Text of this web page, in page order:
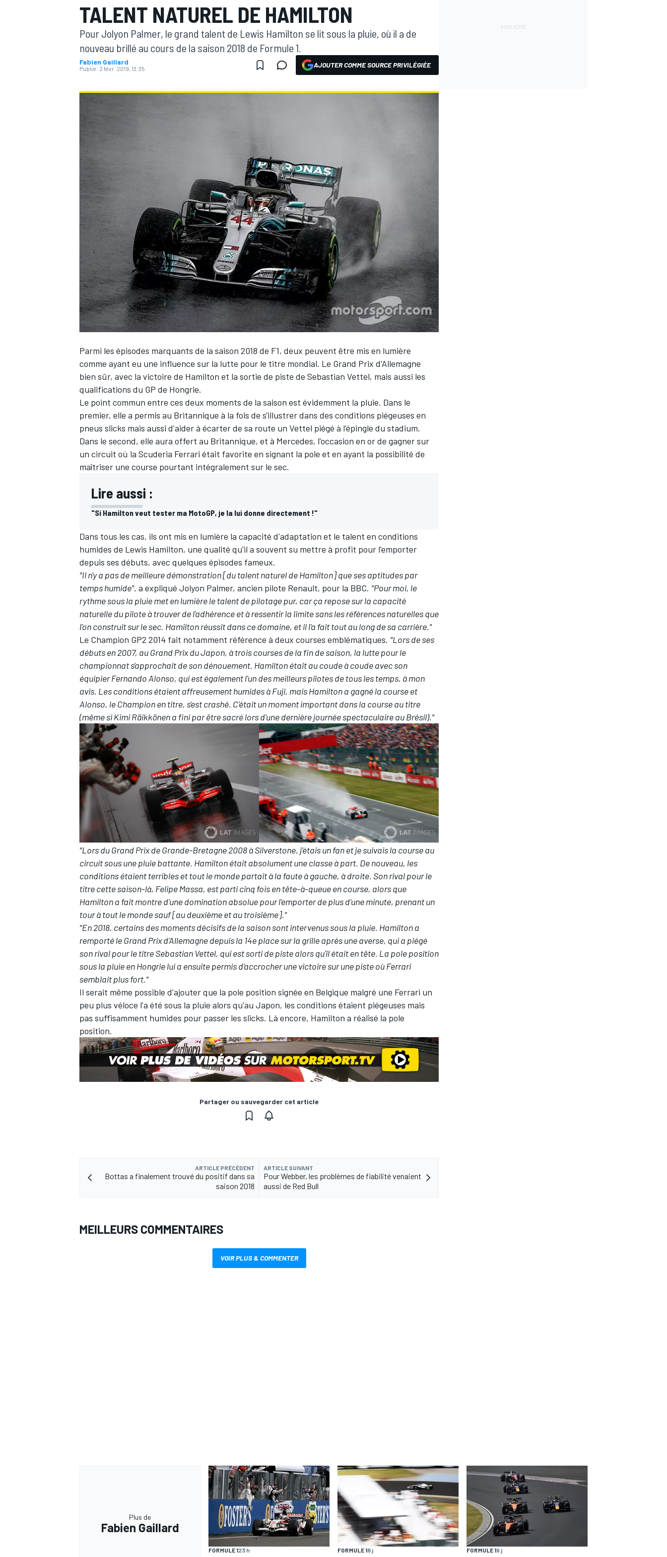
WRC
WEC
AUTRES CHAMPIONNATS
TALENT NATUREL DE HAMILTON
Pour Jolyon Palmer, le grand talent de Lewis Hamilton se lit sous la pluie, où il a de
nouveau brillé au cours de la saison 2018 de Formule 1.
Fabien Gaillard
Publié: 2 févr. 2019, 13:35 AJOUTER COMME SOURCE PRIVILÉGIÉE
Parmi les épisodes marquants de la saison 2018 de F1, deux peuvent être mis en lumière
comme ayant eu une influence sur la lutte pour le titre mondial. Le Grand Prix d'Allemagne
bien sûr, avec la victoire de Hamilton et la sortie de piste de Sebastian Vettel, mais aussi les
qualifications du GP de Hongrie.
Le point commun entre ces deux moments de la saison est évidemment la pluie. Dans le
premier, elle a permis au Britannique à la fois de s'illustrer dans des conditions piégeuses en
pneus slicks mais aussi d'aider à écarter de sa route un Vettel piégé à l'épingle du stadium.
Dans le second, elle aura offert au Britannique, et à Mercedes, l'occasion en or de gagner sur
un circuit où la Scuderia Ferrari était favorite en signant la pole et en ayant la possibilité de
maîtriser une course pourtant intégralement sur le sec.
Lire aussi :
"Si Hamilton veut tester ma MotoGP, je la lui donne directement !"
Dans tous les cas, ils ont mis en lumière la capacité d'adaptation et le talent en conditions
humides de Lewis Hamilton, une qualité qu'il a souvent su mettre à profit pour l'emporter
depuis ses débuts, avec quelques épisodes fameux.
"Il n'y a pas de meilleure démonstration [du talent naturel de Hamilton] que ses aptitudes par
temps humide", a expliqué Jolyon Palmer, ancien pilote Renault, pour la BBC. "Pour moi, le
rythme sous la pluie met en lumière le talent de pilotage pur, car ça repose sur la capacité
naturelle du pilote à trouver de l'adhérence et à ressentir la limite sans les références naturelles que
l'on construit sur le sec. Hamilton réussit dans ce domaine, et il l'a fait tout au long de sa carrière."
Le Champion GP2 2014 fait notamment référence à deux courses emblématiques. "Lors de ses
débuts en 2007, au Grand Prix du Japon, à trois courses de la fin de saison, la lutte pour le
championnat s'approchait de son dénouement. Hamilton était au coude à coude avec son
équipier Fernando Alonso, qui est également l'un des meilleurs pilotes de tous les temps, à mon
avis. Les conditions étaient affreusement humides à Fuji, mais Hamilton a gagné la course et
Alonso, le Champion en titre, s'est crashé. C'était un moment important dans la course au titre
(même si Kimi Räikkönen a fini par être sacré lors d'une dernière journée spectaculaire au Brésil)."
"Lors du Grand Prix de Grande-Bretagne 2008 à Silverstone, j'étais un fan et je suivais la course au
circuit sous une pluie battante. Hamilton était absolument une classe à part. De nouveau, les
conditions étaient terribles et tout le monde partait à la faute à gauche, à droite. Son rival pour le
titre cette saison-là, Felipe Massa, est parti cinq fois en tête-à-queue en course, alors que
Hamilton a fait montre d'une domination absolue pour l'emporter de plus d'une minute, prenant un
tour à tout le monde sauf [au deuxième et au troisième]."
"En 2018, certains des moments décisifs de la saison sont intervenus sous la pluie. Hamilton a
remporté le Grand Prix d'Allemagne depuis la 14e place sur la grille après une averse, qui a piégé
son rival pour le titre Sebastian Vettel, qui est sorti de piste alors qu'il était en tête. La pole position
sous la pluie en Hongrie lui a ensuite permis d'accrocher une victoire sur une piste où Ferrari
semblait plus fort."
Il serait même possible d'ajouter que la pole position signée en Belgique malgré une Ferrari un
peu plus véloce l'a été sous la pluie alors qu'au Japon, les conditions étaient piégeuses mais
pas suffisamment humides pour passer les slicks. Là encore, Hamilton a réalisé la pole
position.
Partager ou sauvegarder cet article
ARTICLE PRÉCÉDENT
Bottas a finalement trouvé du positif dans sa
saison 2018
ARTICLE SUIVANT
Pour Webber, les problèmes de fiabilité venaient
aussi de Red Bull
MEILLEURS COMMENTAIRES
VOIR PLUS & COMMENTER
Plus de
Fabien Gaillard
FORMULE 123 h FORMULE 18 j FORMULE 19 j